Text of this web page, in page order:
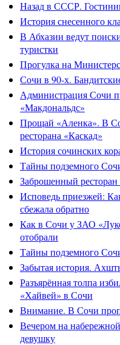
Назад в СССР.
История снесенного
В Абхазии ведут
туристки
Прогулка на
Сочи в 90-х.
Администрация Сочи
«Макдональдс»
Прощай «Аленка». В
ресторана «Каскад»
История сочинских
Тайны подземного
Заброшенный ресторан
Исповедь приезжей:
сбежала обратно
Как в Сочи у ЗАО
отобрали
Тайны подземного
Забытая история.
Разъярённая толпа
«Хайвей» в Сочи
Внимание. В Сочи
Вечером на
девушку